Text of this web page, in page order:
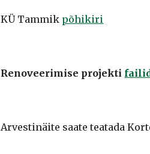
KÜ Tammik põhikiri
Renoveerimise projekti
Arvestinäite saate teatada